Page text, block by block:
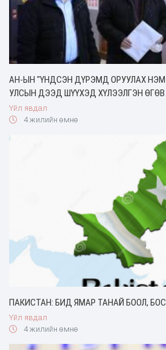
АН-ЫН "ҮНДСЭН ДҮРЭМД ОРУУЛАХ
УЛСЫН ДЭЭД ШҮҮХЭД ХҮЛЭЭЛГЭН ӨГӨВ
Үйл явдал
4 жилийн өмнө
ПАКИСТАН: БИД ЯМАР ТАНАЙ БООЛ,
Үйл явдал
4 жилийн өмнө